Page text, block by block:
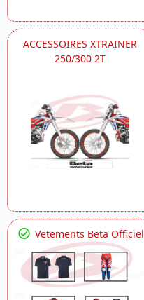
ACCESSOIRES XTRAINER
250/300 2T
Vetements Beta Officiel